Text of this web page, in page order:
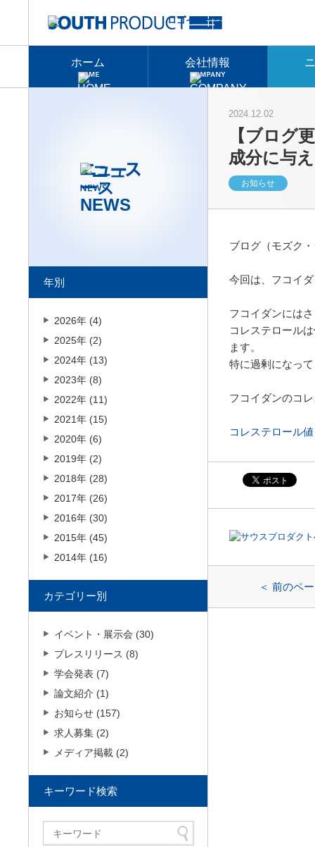
ホーム 会社情報
年別
2026年 (4)
2025年 (2)
2024年 (13)
2023年 (8)
2022年 (11)
2021年 (15)
2020年 (6)
2019年 (2)
2018年 (28)
2017年 (26)
2016年 (30)
2015年 (45)
2014年 (16)
カテゴリー別
イベント・展示会 (30)
プレスリリース (8)
学会発表 (7)
論文紹介 (1)
お知らせ (157)
求人募集 (2)
メディア掲載 (2)
キーワード検索
2024.12.02
【ブログ
成分に与
お知らせ
ブログ（モズク
今回は、フコイ
フコイダンには
コレステロール
ます。
特に過剰になっ
フコイダンのコ
コレステロール
前のペ